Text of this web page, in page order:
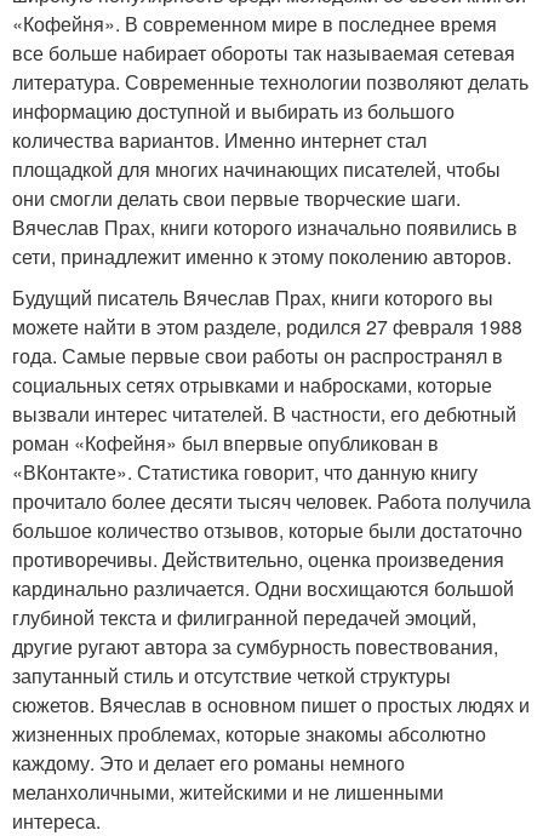
«Кофейня». В современном мире в последнее время
все больше набирает обороты так называемая сетевая
литература. Современные технологии позволяют делать
информацию доступной и выбирать из большого
количества вариантов. Именно интернет стал
площадкой для многих начинающих писателей, чтобы
они смогли делать свои первые творческие шаги.
Вячеслав Прах, книги которого изначально появились в
сети, принадлежит именно к этому поколению авторов.
Будущий писатель Вячеслав Прах, книги которого вы
можете найти в этом разделе, родился 27 февраля 1988
года. Самые первые свои работы он распространял в
социальных сетях отрывками и набросками, которые
вызвали интерес читателей. В частности, его дебютный
роман «Кофейня» был впервые опубликован в
«ВКонтакте». Статистика говорит, что данную книгу
прочитало более десяти тысяч человек. Работа получила
большое количество отзывов, которые были достаточно
противоречивы. Действительно, оценка произведения
кардинально различается. Одни восхищаются большой
глубиной текста и филигранной передачей эмоций,
другие ругают автора за сумбурность повествования,
запутанный стиль и отсутствие четкой структуры
сюжетов. Вячеслав в основном пишет о простых людях и
жизненных проблемах, которые знакомы абсолютно
каждому. Это и делает его романы немного
меланхоличными, житейскими и не лишенными
интереса.